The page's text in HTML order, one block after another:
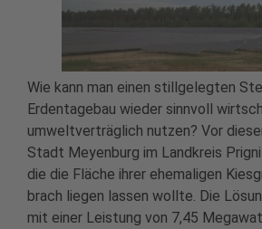
Wie kann man einen stillgelegten
Erdentagebau wieder sinnvoll
umweltverträglich nutzen? Vor
Stadt Meyenburg im Landkreis
die die Fläche ihrer ehemaligen
brach liegen lassen wollte. Die
mit einer Leistung von 7,45